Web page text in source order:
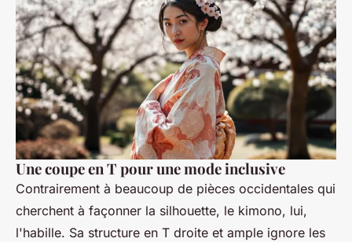
Une coupe en T pour une mode inclusive
Contrairement à beaucoup de pièces occidentales qui
cherchent à façonner la silhouette, le kimono, lui,
l'habille. Sa structure en T droite et ample ignore les